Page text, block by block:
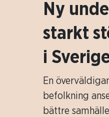
Ny
starkt
i
En
befolkning
bättre